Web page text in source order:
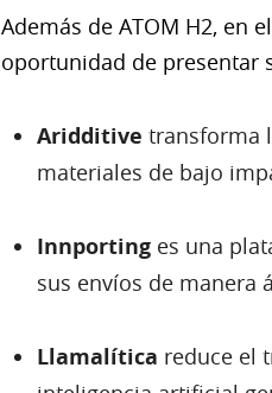
Además de ATOM H2, en
oportunidad de presentar
Aridditive transforma
materiales de bajo
Innporting es una
sus envíos de manera
Llamalítica reduce el